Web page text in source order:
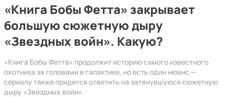
«Книга Бобы Фетта» закрывает
большую сюжетную дыру
«Звездных войн». Какую?
«Книга Бобы Фетта» продолжит историю самого известного
охотника за головами в галактике, но есть один нюанс —
сериалу также придется ответить на затянувшуюся сюжетную
дыру «Звездных войн».